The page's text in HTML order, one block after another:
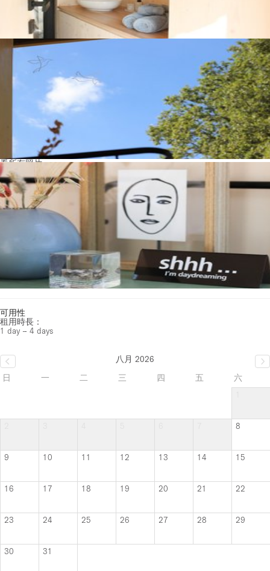
看所有照片
可用性
租用時長：
1 day – 4 days
八月 2026
日
一 二 三 四 五
六
8
9 10 11 12 13 14 15
16 17 18 19 20 21 22
23 24 25 26 27 28 29
30 31